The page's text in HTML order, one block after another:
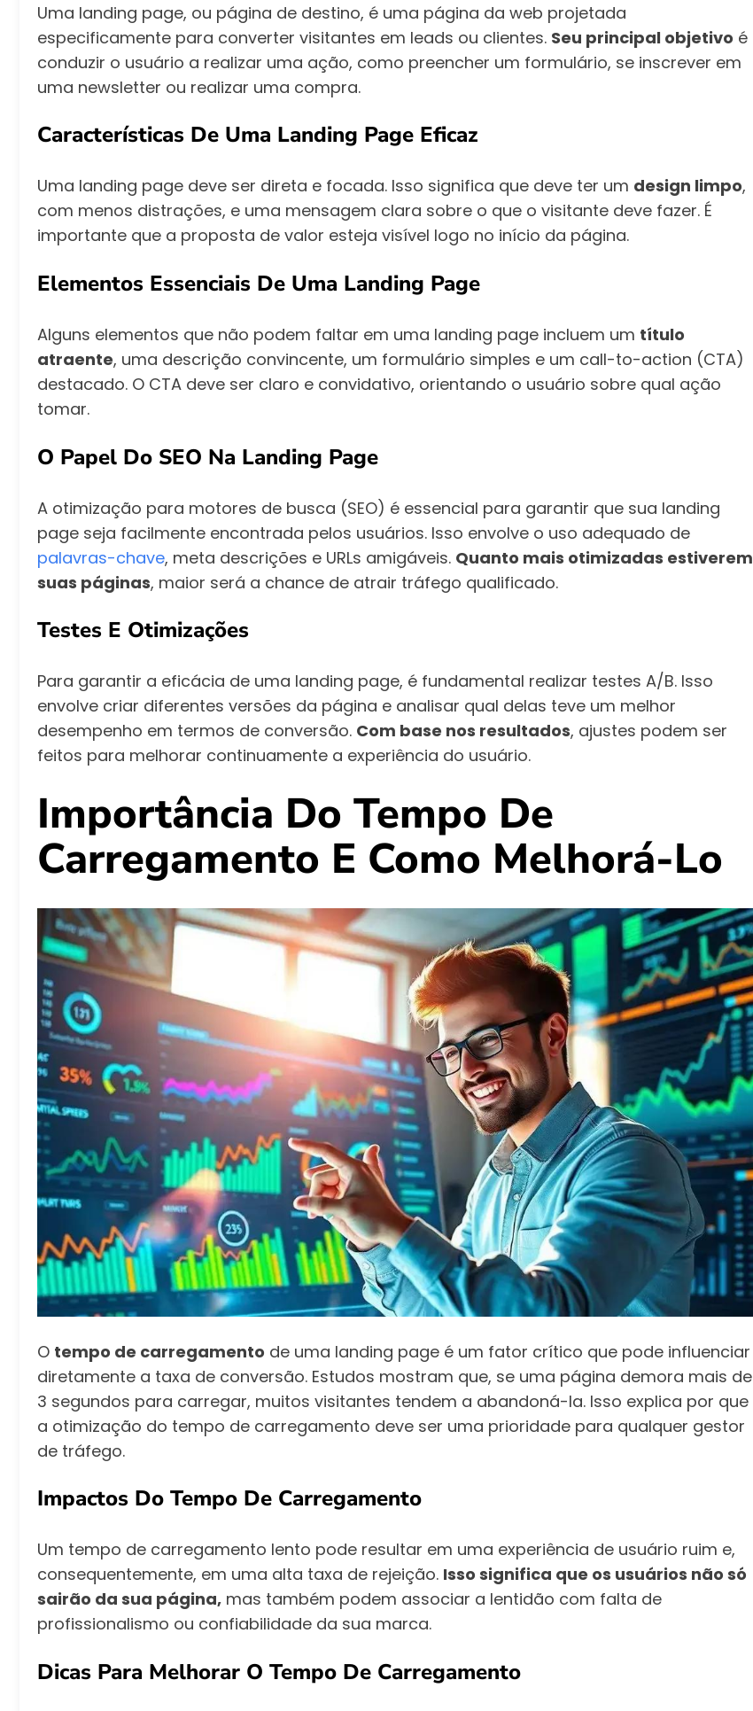
Uma landing page, ou página de destino, é uma página da web projetada
especificamente para converter visitantes em leads ou clientes. Seu principal objetivo é
conduzir o usuário a realizar uma ação, como preencher um formulário, se inscrever em
uma newsletter ou realizar uma compra.
Características De Uma Landing Page Eficaz
Uma landing page deve ser direta e focada. Isso significa que deve ter um design limpo,
com menos distrações, e uma mensagem clara sobre o que o visitante deve fazer. É
importante que a proposta de valor esteja visível logo no início da página.
Elementos Essenciais De Uma Landing Page
Alguns elementos que não podem faltar em uma landing page incluem um título
atraente, uma descrição convincente, um formulário simples e um call-to-action (CTA)
destacado. O CTA deve ser claro e convidativo, orientando o usuário sobre qual ação
tomar.
O Papel Do SEO Na Landing Page
A otimização para motores de busca (SEO) é essencial para garantir que sua landing
page seja facilmente encontrada pelos usuários. Isso envolve o uso adequado de
palavras-chave, meta descrições e URLs amigáveis. Quanto mais otimizadas estiverem
suas páginas, maior será a chance de atrair tráfego qualificado.
Testes E Otimizações
Para garantir a eficácia de uma landing page, é fundamental realizar testes A/B. Isso
envolve criar diferentes versões da página e analisar qual delas teve um melhor
desempenho em termos de conversão. Com base nos resultados, ajustes podem ser
feitos para melhorar continuamente a experiência do usuário.
Importância Do Tempo De
Carregamento E Como Melhorá-Lo
O tempo de carregamento de uma landing page é um fator crítico que pode influenciar
diretamente a taxa de conversão. Estudos mostram que, se uma página demora mais de
3 segundos para carregar, muitos visitantes tendem a abandoná-la. Isso explica por que
a otimização do tempo de carregamento deve ser uma prioridade para qualquer gestor
de tráfego.
Impactos Do Tempo De Carregamento
Um tempo de carregamento lento pode resultar em uma experiência de usuário ruim e,
consequentemente, em uma alta taxa de rejeição. Isso significa que os usuários não só
sairão da sua página, mas também podem associar a lentidão com falta de
profissionalismo ou confiabilidade da sua marca.
Dicas Para Melhorar O Tempo De Carregamento